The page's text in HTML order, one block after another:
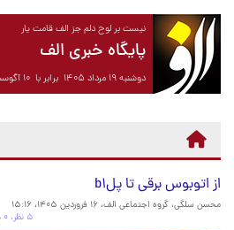
نیست بر لوح دلم جز الف قامت یار
پایگاه خبری الف
دوشنبه ۱۹ مرداد ۱۴۰۵ برابر با ۱۰ آگوست ۲۰۲۶
از اتوبوس برقی تا پلb۱
محسن سلگی، گروه اجتماعی الف، ۱۶ فروردین ۱۴۰۵، ۱۵:۱۶
۵ نظر، ۰ در صف انتشار و ۵ تکراری یا غیرقابل انتشار